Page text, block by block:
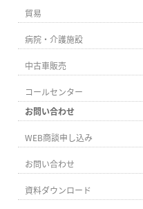
貿易
病院・介護施設
中古車販売
コールセンター
お問い合わせ
WEB商談申し込み
お問い合わせ
資料ダウンロード